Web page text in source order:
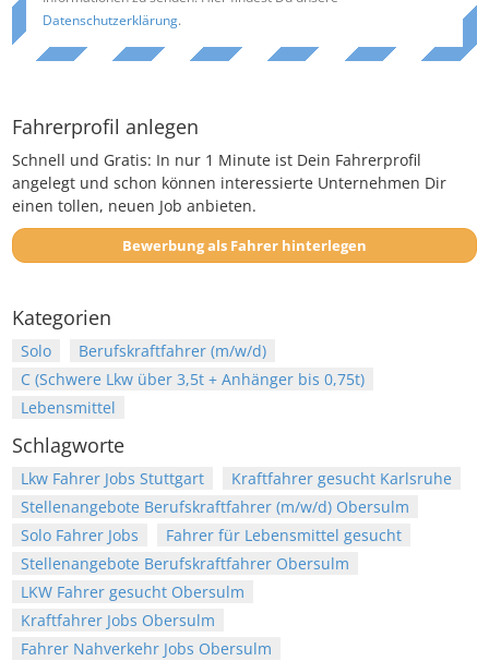
Datenschutzerklärung.
Fahrerprofil anlegen
Schnell und Gratis: In nur 1 Minute ist Dein Fahrerprofil
angelegt und schon können interessierte Unternehmen Dir
einen tollen, neuen Job anbieten.
Bewerbung als Fahrer hinterlegen
Kategorien
Solo
Berufskraftfahrer (m/w/d)
C (Schwere Lkw über 3,5t + Anhänger bis 0,75t)
Lebensmittel
Schlagworte
Lkw Fahrer Jobs Stuttgart
Kraftfahrer gesucht Karlsruhe
Stellenangebote Berufskraftfahrer (m/w/d) Obersulm
Solo Fahrer Jobs
Fahrer für Lebensmittel gesucht
Stellenangebote Berufskraftfahrer Obersulm
LKW Fahrer gesucht Obersulm
Kraftfahrer Jobs Obersulm
Fahrer Nahverkehr Jobs Obersulm